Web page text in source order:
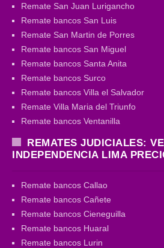
Remate San Juan Lurigancho
Remate bancos San Luis
Remate San Martin de Porres
Remate bancos San Miguel
Remate bancos Santa Anita
Remate bancos Surco
Remate bancos Villa el Salvador
Remate Villa Maria del Triunfo
Remate bancos Ventanilla
REMATES JUDICIALES:
INDEPENDENCIA LIMA
Remate bancos Callao
Remate bancos Cañete
Remate bancos Cieneguilla
Remate bancos Huaral
Remate bancos Lurin